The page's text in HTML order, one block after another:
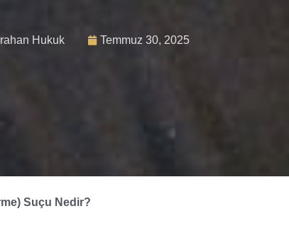
Hukuk Temmuz 30, 2025
Suçu Nedir?